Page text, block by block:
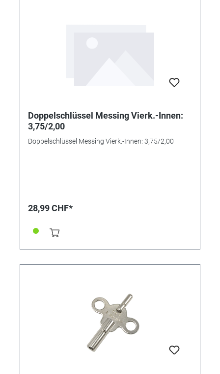
Doppelschlüssel Messing Vierk.-Innen:
3,75/2,00
Doppelschlüssel Messing Vierk.-Innen: 3,75/2,00
28,99 CHF*